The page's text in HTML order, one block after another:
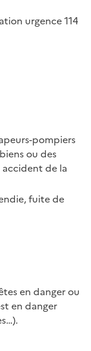
urgence 114
pompiers
ou des
de la
fuite de
en danger ou
en danger